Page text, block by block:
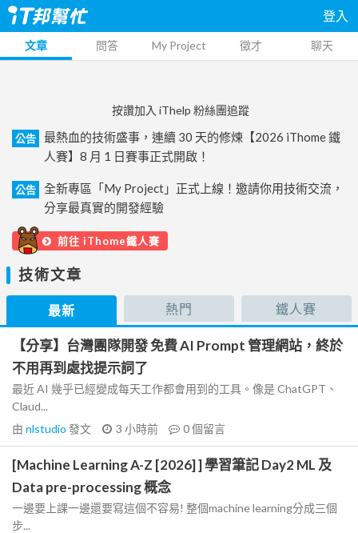
登入
文章 問答 My Project 徵才 聊天
按讚加入 iThelp 粉絲團追蹤
公告
最熱血的技術盛事，連續 30 天的修煉【2026 iThome 鐵
人賽】8 月 1 日賽事正式開啟！
公告
全新專區「My Project」正式上線！邀請你用技術交流，
分享最真實的開發經驗
前往 iThome鐵人賽
技術文章
最新 熱門 鐵人賽
【分享】台灣團隊開發 免費 AI Prompt 管理網站，終於
不用再到處找提示詞了
最近 AI 幾乎已經變成每天工作都會用到的工具。像是 ChatGPT、
Claud...
由 nlstudio 發文 3 小時前 0個留言
[Machine Learning A-Z [2026] ] 學習筆記 Day2 ML 及
Data pre-processing 概念
一邊要上課一邊還要寫這個不容易! 整個machine learning分成三個
步...